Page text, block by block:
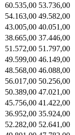
60.535,00 53.736,00
54.163,00 49.582,00
43.005,00 40.051,00
38.665,00 37.446,00
51.572,00 51.797,00
49.599,00 46.149,00
48.568,00 46.088,00
56.017,00 50.256,00
50.389,00 47.021,00
45.756,00 41.422,00
36.952,00 35.924,00
52.282,00 52.641,00